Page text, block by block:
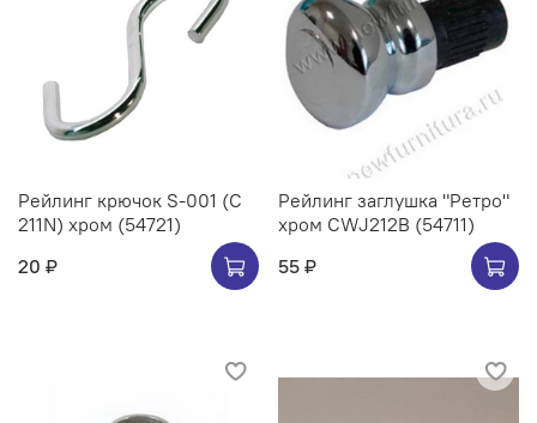
Рейлинг крючок S-001 (C
211N) хром (54721)
20 ₽
Рейлинг заглушка "Ретро"
хром CWJ212B (54711)
55 ₽